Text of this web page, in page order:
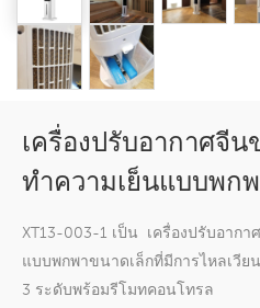
เครื่องปรับอากาศจีน
ทำความเย็นแบบพก
XT13-003-1 เป็น เครื่องปรับอากา
แบบพกพาขนาดเล็กที่มีการไหลเวีย
3 ระดับพร้อมรีโมทคอนโทรล